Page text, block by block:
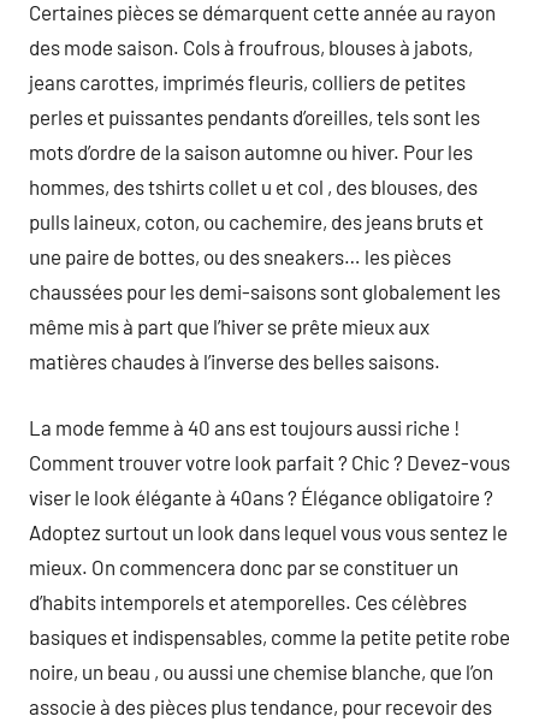
Certaines pièces se démarquent cette année au rayon
des mode saison. Cols à froufrous, blouses à jabots,
jeans carottes, imprimés fleuris, colliers de petites
perles et puissantes pendants d’oreilles, tels sont les
mots d’ordre de la saison automne ou hiver. Pour les
hommes, des tshirts collet u et col , des blouses, des
pulls laineux, coton, ou cachemire, des jeans bruts et
une paire de bottes, ou des sneakers… les pièces
chaussées pour les demi-saisons sont globalement les
même mis à part que l’hiver se prête mieux aux
matières chaudes à l’inverse des belles saisons.
La mode femme à 40 ans est toujours aussi riche !
Comment trouver votre look parfait ? Chic ? Devez-vous
viser le look élégante à 40ans ? Élégance obligatoire ?
Adoptez surtout un look dans lequel vous vous sentez le
mieux. On commencera donc par se constituer un
d’habits intemporels et atemporelles. Ces célèbres
basiques et indispensables, comme la petite petite robe
noire, un beau , ou aussi une chemise blanche, que l’on
associe à des pièces plus tendance, pour recevoir des